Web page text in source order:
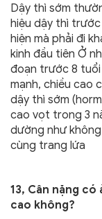
Dậy thì sớm
hiệu dậy thì
hiện mà phải đi
kinh đầu tiên Ở
đoạn trước 8
mạnh, chiều cao
dậy thì sớm
cao vọt trong 3
dường như
cùng trang lứa
13, Cân nặng
cao không?